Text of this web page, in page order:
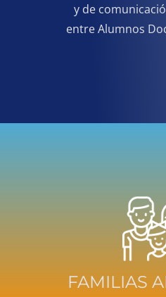
y de
entre Alumnos
FAMILIAS